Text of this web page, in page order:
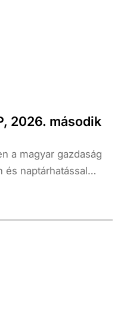
2026. második
a magyar gazdaság
és naptárhatással
képest 0,4